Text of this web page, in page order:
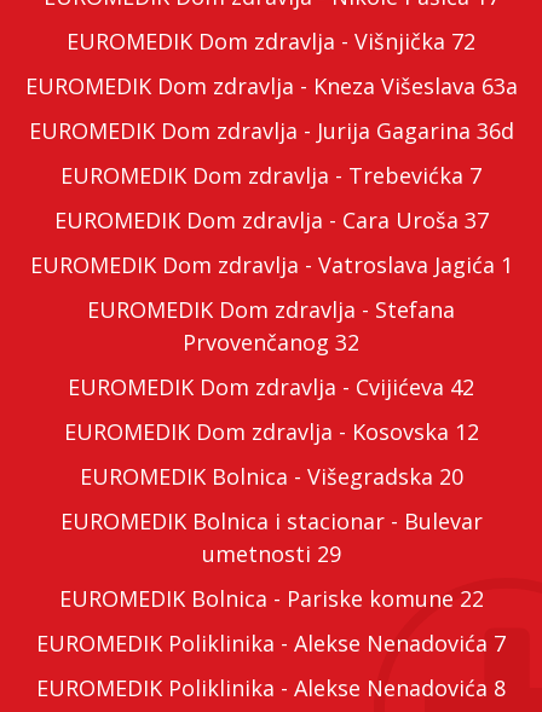
EUROMEDIK Dom zdravlja - Višnjička 72
EUROMEDIK Dom zdravlja - Kneza Višeslava 63a
EUROMEDIK Dom zdravlja - Jurija Gagarina 36d
EUROMEDIK Dom zdravlja - Trebevićka 7
EUROMEDIK Dom zdravlja - Cara Uroša 37
EUROMEDIK Dom zdravlja - Vatroslava Jagića 1
EUROMEDIK Dom zdravlja - Stefana
Prvovenčanog 32
EUROMEDIK Dom zdravlja - Cvijićeva 42
EUROMEDIK Dom zdravlja - Kosovska 12
EUROMEDIK Bolnica - Višegradska 20
EUROMEDIK Bolnica i stacionar - Bulevar
umetnosti 29
EUROMEDIK Bolnica - Pariske komune 22
EUROMEDIK Poliklinika - Alekse Nenadovića 7
EUROMEDIK Poliklinika - Alekse Nenadovića 8